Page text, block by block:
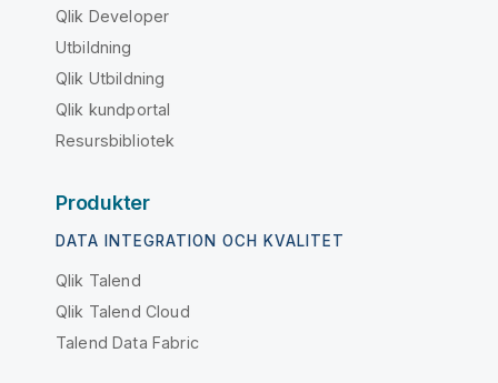
Qlik Developer
Utbildning
Qlik Utbildning
Qlik kundportal
Resursbibliotek
Produkter
DATA INTEGRATION OCH KVALITET
Qlik Talend
Qlik Talend Cloud
Talend Data Fabric